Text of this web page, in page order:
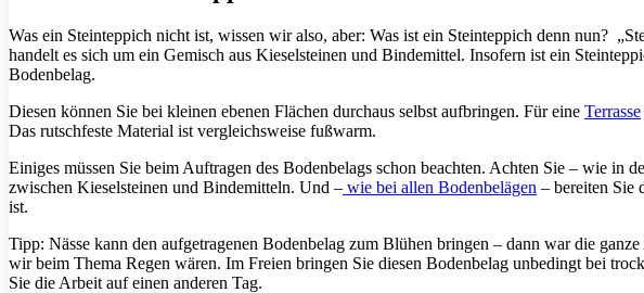
Was ein Steinteppich nicht ist, wissen wir also, aber: Was ist ein Steinteppich denn nun?
handelt es sich um ein Gemisch aus Kieselsteinen und Bindemittel. Insofern ist ein
Bodenbelag.
Diesen können Sie bei kleinen ebenen Flächen durchaus selbst aufbringen. Für eine Terrasse
Das rutschfeste Material ist vergleichsweise fußwarm.
Einiges müssen Sie beim Auftragen des Bodenbelags schon beachten. Achten Sie – wie in
zwischen Kieselsteinen und Bindemitteln. Und – wie bei allen Bodenbelägen – bereiten Sie
ist.
Tipp: Nässe kann den aufgetragenen Bodenbelag zum Blühen bringen – dann war die
wir beim Thema Regen wären. Im Freien bringen Sie diesen Bodenbelag unbedingt bei
Sie die Arbeit auf einen anderen Tag.